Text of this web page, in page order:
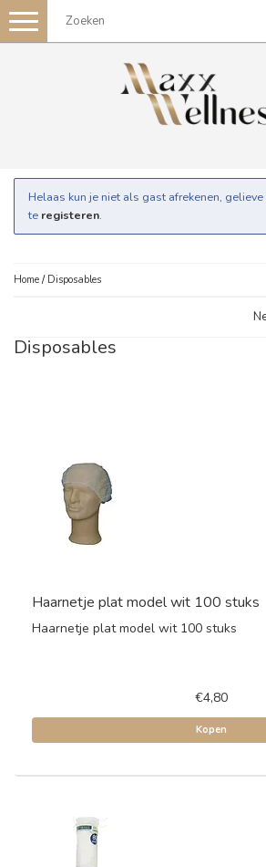
Toggle
navigation
Helaas kun je niet als gast afrekenen,
te registeren.
Home / Disposables
Disposables
Haarnetje plat model wit 100 stuks
Haarnetje plat model wit 100 stuks
€4,80
Kopen